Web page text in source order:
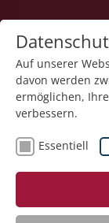
Auf unserer
davon werden
ermöglichen,
verbessern.
Essentiell